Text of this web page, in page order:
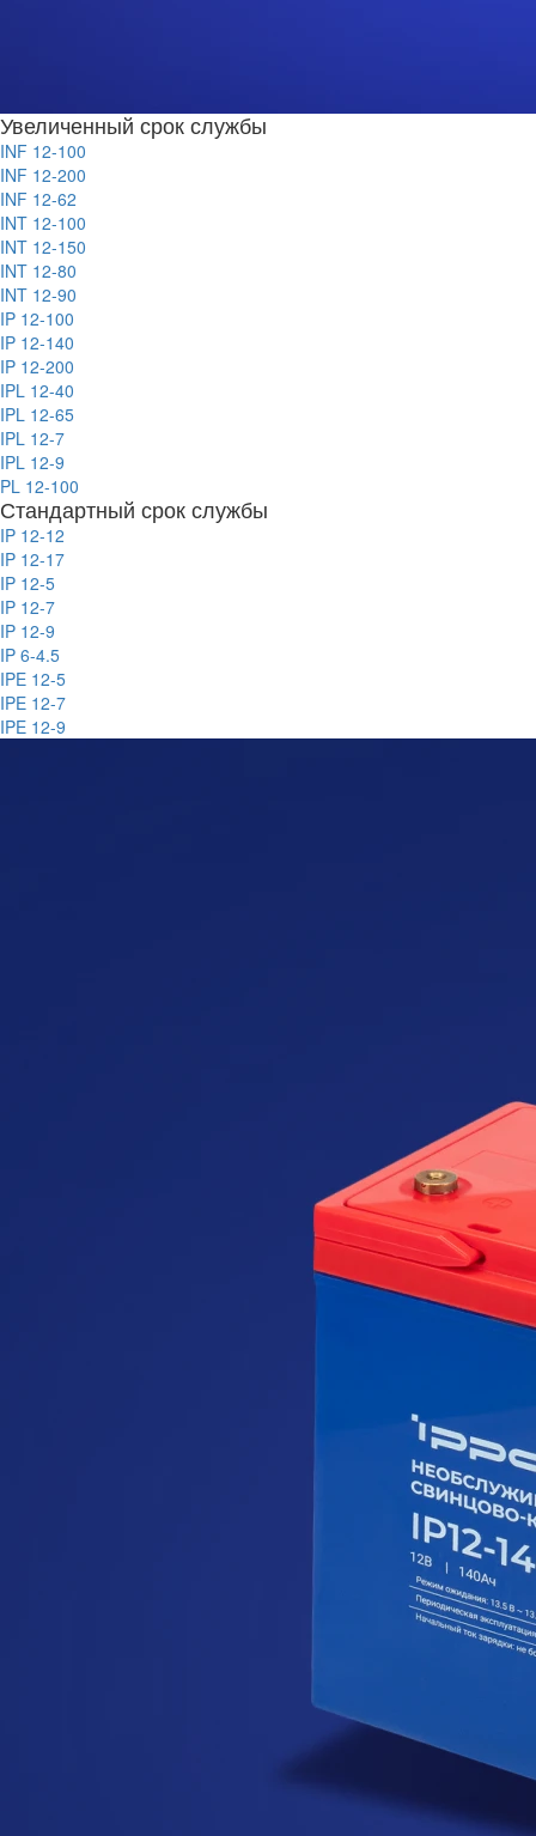
Увеличенный срок службы
INF 12-100
INF 12-200
INF 12-62
INT 12-100
INT 12-150
INT 12-80
INT 12-90
IP 12-100
IP 12-140
IP 12-200
IPL 12-40
IPL 12-65
IPL 12-7
IPL 12-9
PL 12-100
Стандартный срок службы
IP 12-12
IP 12-17
IP 12-5
IP 12-7
IP 12-9
IP 6-4.5
IPE 12-5
IPE 12-7
IPE 12-9